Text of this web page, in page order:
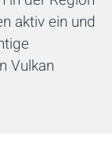
aktiv ein und
Vulkan